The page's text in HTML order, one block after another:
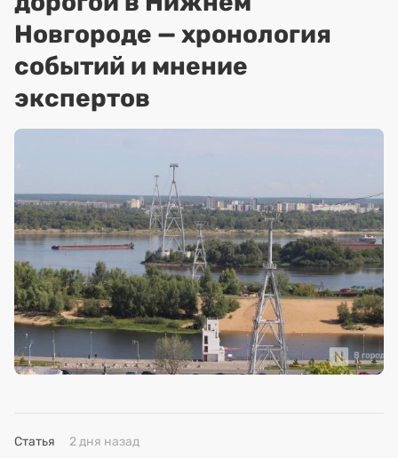
Новгороде — хронология
событий и мнение
экспертов
Статья 2 дня назад